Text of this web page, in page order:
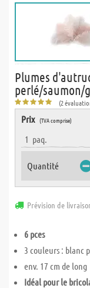
Plumes
perlé/saumon/
(2
Prix (TVA comprise)
1 paq.
Quantité
Prévision de
6 pces
3 couleurs : blanc
env. 17 cm de long
Idéal pour le